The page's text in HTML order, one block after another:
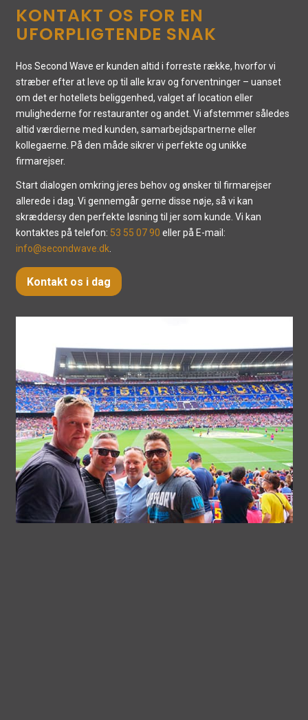
KONTAKT OS FOR EN
UFORPLIGTENDE SNAK
Hos Second Wave er kunden altid i forreste række, hvorfor vi
stræber efter at leve op til alle krav og forventninger – uanset
om det er hotellets beliggenhed, valget af location eller
mulighederne for restauranter og andet. Vi afstemmer således
altid værdierne med kunden, samarbejdspartnerne eller
kollegaerne. På den måde sikrer vi perfekte og unikke
firmarejser.
Start dialogen omkring jeres behov og ønsker til firmarejser
allerede i dag. Vi gennemgår gerne disse nøje, så vi kan
skræddersy den perfekte løsning til jer som kunde. Vi kan
kontaktes på telefon: 53 55 07 90 eller på E-mail:
info@secondwave.dk.
Kontakt os i dag